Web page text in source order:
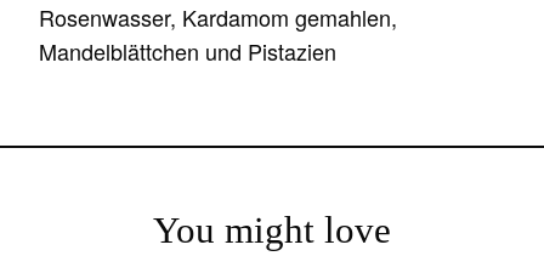
Rosenwasser, Kardamom gemahlen,
Mandelblättchen und Pistazien
You might love